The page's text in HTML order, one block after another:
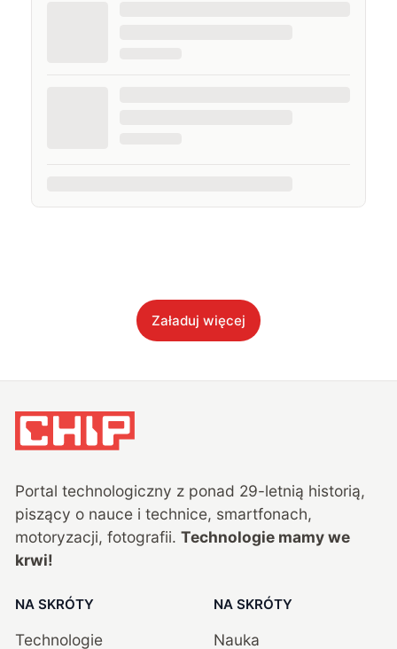
Załaduj więcej
Portal technologiczny z ponad 29-letnią historią,
piszący o nauce i technice, smartfonach,
motoryzacji, fotografii. Technologie mamy we
krwi!
NA SKRÓTY
Technologie
NA SKRÓTY
Nauka